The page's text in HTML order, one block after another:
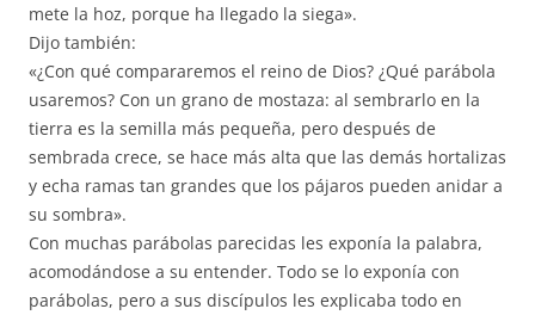
mete la hoz, porque ha llegado la siega».
Dijo también:
«¿Con qué compararemos el reino de Dios? ¿Qué parábola
usaremos? Con un grano de mostaza: al sembrarlo en la
tierra es la semilla más pequeña, pero después de
sembrada crece, se hace más alta que las demás hortalizas
y echa ramas tan grandes que los pájaros pueden anidar a
su sombra».
Con muchas parábolas parecidas les exponía la palabra,
acomodándose a su entender. Todo se lo exponía con
parábolas, pero a sus discípulos les explicaba todo en